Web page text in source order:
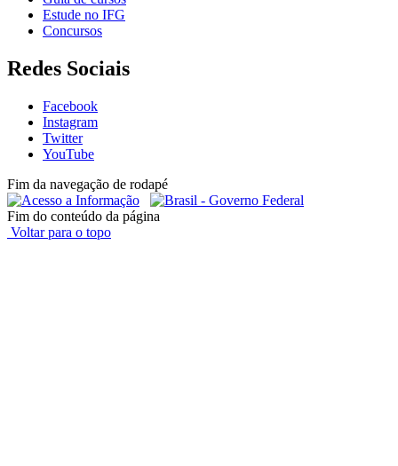
Estude no IFG
Concursos
Redes Sociais
Facebook
Instagram
Twitter
YouTube
Fim da navegação de rodapé
Fim do conteúdo da página
Voltar para o topo